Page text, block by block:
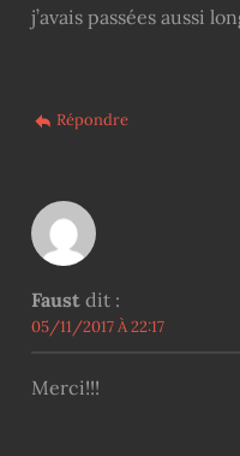
j’avais passées aussi
Répondre
Faust dit :
05/11/2017 À 22:17
Merci!!!